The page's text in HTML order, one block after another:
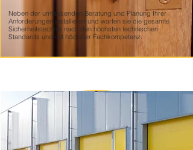
Neben der umfassenden Beratung und Planung Ihrer
Anforderungen installieren und warten sie die gesamte
Sicherheitstechnik nach den höchsten technischen
Standards und mit höchster Fachkompetenz.